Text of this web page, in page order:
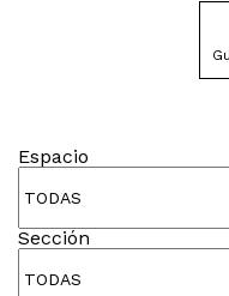
Espacio
Sección